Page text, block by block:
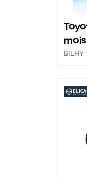
mois
BILHY